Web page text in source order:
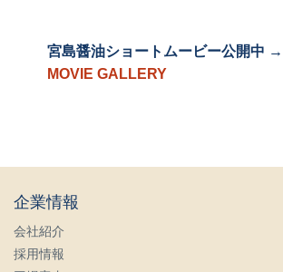
宮島醤油ショートムービー公開中
MOVIE GALLERY
企業情報
会社紹介
採用情報